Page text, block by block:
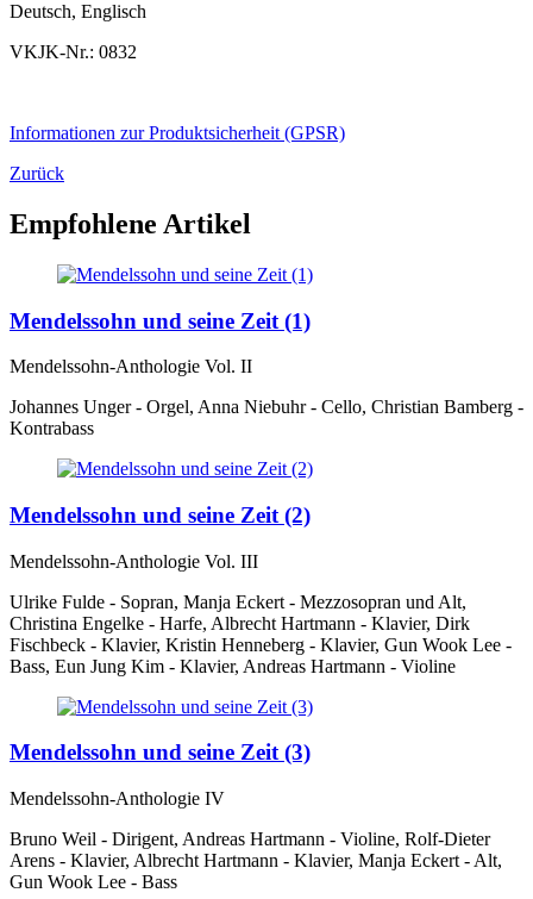
Deutsch, Englisch
VKJK-Nr.: 0832
Informationen zur Produktsicherheit (GPSR)
Zurück
Empfohlene Artikel
Mendelssohn und seine Zeit (1)
Mendelssohn-Anthologie Vol. II
Johannes Unger - Orgel, Anna Niebuhr - Cello, Christian Bamberg -
Kontrabass
Mendelssohn und seine Zeit (2)
Mendelssohn-Anthologie Vol. III
Ulrike Fulde - Sopran, Manja Eckert - Mezzosopran und Alt,
Christina Engelke - Harfe, Albrecht Hartmann - Klavier, Dirk
Fischbeck - Klavier, Kristin Henneberg - Klavier, Gun Wook Lee -
Bass, Eun Jung Kim - Klavier, Andreas Hartmann - Violine
Mendelssohn und seine Zeit (3)
Mendelssohn-Anthologie IV
Bruno Weil - Dirigent, Andreas Hartmann - Violine, Rolf-Dieter
Arens - Klavier, Albrecht Hartmann - Klavier, Manja Eckert - Alt,
Gun Wook Lee - Bass